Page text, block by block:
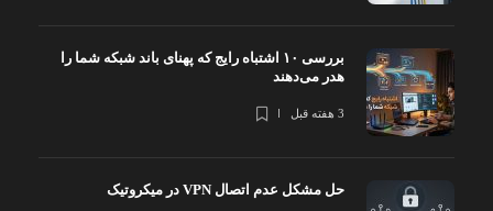
بررسی ۱۰ اشتباه رایج که پهنای باند شبکه شما را
هدر می‌دهند
3 هفته قبل
حل مشکل عدم اتصال VPN در میکروتیک